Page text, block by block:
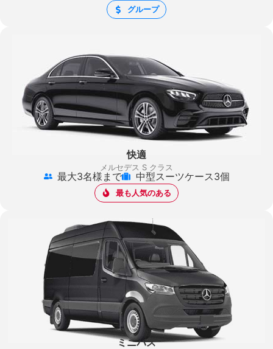
グループ
快適
メルセデス S クラス
最大3名様まで 中型スーツケース3個
最も人気のある
ミニバス